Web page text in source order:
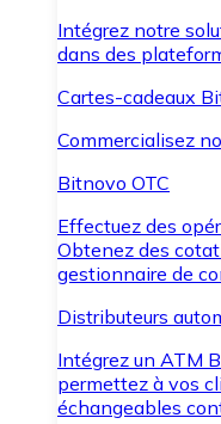
Intégrez notre
dans des
Cartes-cadeaux
Commercialisez
Bitnovo OTC
Effectuez des
Obtenez des
gestionnaire de
Distributeurs
Intégrez un ATM
permettez à vos
échangeables